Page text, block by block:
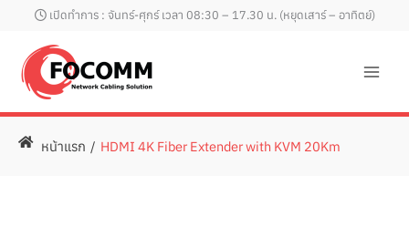
content
เปิดทำการ : จันทร์-ศุกร์ เวลา 08:30 – 17.30 น. (หยุดเสาร์ – อาทิตย์)
หน้าแรก / HDMI 4K Fiber Extender with KVM 20Km